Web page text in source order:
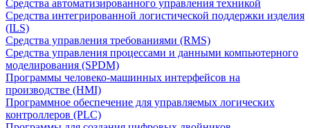
Средства автоматизированного управления техникой
Средства интегрированной логистической поддержки изделия
(ILS)
Средства управления требованиями (RMS)
Средства управления процессами и данными компьютерного
моделирования (SPDM)
Программы человеко-машинных интерфейсов на
производстве (HMI)
Программное обеспечение для управляемых логических
контроллеров (PLC)